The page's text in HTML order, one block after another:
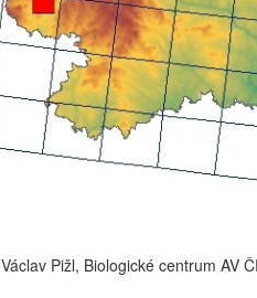
Václav Pižl, Biologické centrum AV